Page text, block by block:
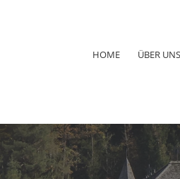
HOME ÜBER UNS